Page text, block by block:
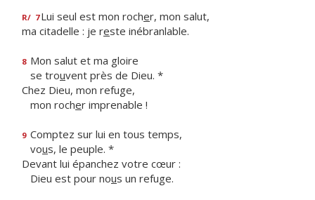
R/ 7 Lui seul est mon rocher, mon salut,
ma citadelle : je reste inébranlable.
8 Mon salut et ma gloire
se trouvent près de Dieu. *
Chez Dieu, mon refuge,
mon rocher imprenable !
9 Comptez sur lui en tous temps,
vous, le peuple. *
Devant lui épanchez votre cœur :
Dieu est pour nous un refuge.